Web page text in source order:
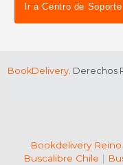
dcto.
Ir a Centro de Soporte
BookDelivery. Derechos
Bookdelivery
Buscalibre Chile |